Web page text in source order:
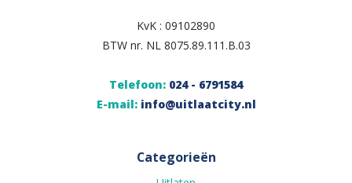
KvK : 09102890
BTW nr. NL 8075.89.111.B.03
Telefoon: 024 - 6791584
E-mail: info@uitlaatcity.nl
Categorieën